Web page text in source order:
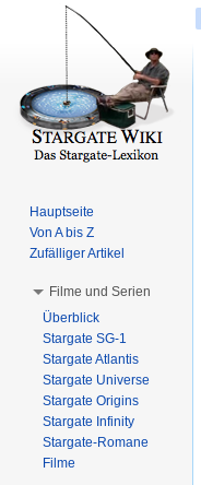
Hauptseite
Von A bis Z
Zufälliger Artikel
Filme und Serien
Überblick
Stargate SG-1
Stargate Atlantis
Stargate Universe
Stargate Origins
Stargate Infinity
Stargate-Romane
Filme